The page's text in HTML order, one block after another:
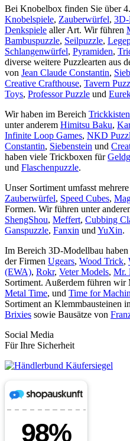
Bei Knobelbox finden Sie über
Knobelspiele, Zauberwürfel, 3D-
Denkspiele aller Art. Wir führen
Bambuspuzzle, Seilpuzzle,
Schlangenwürfel, Pyramiden,
diverse weitere Puzzlearten aus
von Jean Claude Constantin,
Creative Crafthouse, Tavern
Toys, Professor Puzzle und
Wir haben im Bereich Trickkisten
unter anderem Himitsu Baku,
Infinite Loop Games, NKD
Constantin, Siebenstein und
haben viele Trickboxen für
und Flaschenpuzzle.
Unser Sortiment umfasst
Zauberwürfel, Speed Cubes,
Formen. Wir führen unter
ShengShou, Meffert, Cubbing
Ganspuzzle, Fanxin und YuXin.
Im Bereich 3D-Modellbau
der Firmen Ugears, Wood Trick,
(EWA), Rokr, Veter Models, Mr.
Sortiment. Außerdem führen wir
Metal Time, und Time for
Sortiment an Klemmbausteinen
Brixies sowie Bausätze von
Social Media
Für Ihre Sicherheit